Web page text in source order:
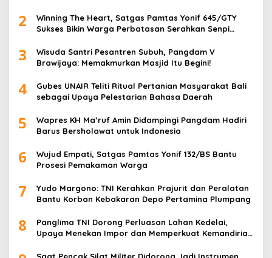
2
Winning The Heart, Satgas Pamtas Yonif 645/GTY
Sukses Bikin Warga Perbatasan Serahkan Senpi
3
Wisuda Santri Pesantren Subuh, Pangdam V
Brawijaya: Memakmurkan Masjid Itu Begini!
4
Gubes UNAIR Teliti Ritual Pertanian Masyarakat Bali
sebagai Upaya Pelestarian Bahasa Daerah
5
Wapres KH Ma’ruf Amin Didampingi Pangdam Hadiri
Barus Bersholawat untuk Indonesia
6
Wujud Empati, Satgas Pamtas Yonif 132/BS Bantu
Prosesi Pemakaman Warga
7
Yudo Margono: TNI Kerahkan Prajurit dan Peralatan
Bantu Korban Kebakaran Depo Pertamina Plumpang
8
Panglima TNI Dorong Perluasan Lahan Kedelai,
Upaya Menekan Impor dan Memperkuat Kemandirian